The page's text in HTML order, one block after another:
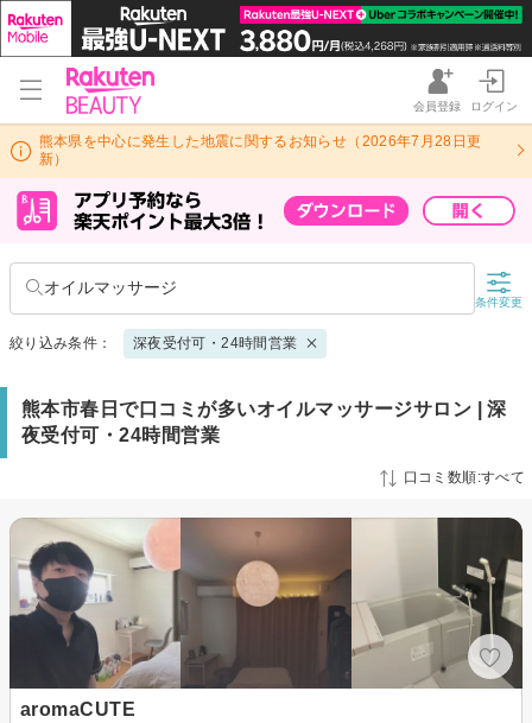
会員登録 ログイン
熊本県を中心に発生した地震に関するお知らせ（2026年7月28日更
新）
オイルマッサージ
条件変更
絞り込み条件： 深夜受付可・24時間営業
熊本市春日で口コミが多いオイルマッサージサロン | 深
夜受付可・24時間営業
口コミ数順:すべて
aromaCUTE